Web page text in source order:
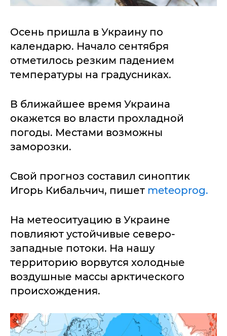
Осень пришла в Украину по
календарю. Начало сентября
отметилось резким падением
температуры на градусниках.
В ближайшее время Украина
окажется во власти прохладной
погоды. Местами возможны
заморозки.
Свой прогноз составил синоптик
Игорь Кибальчич, пишет meteoprog.
На метеоситуацию в Украине
повлияют устойчивые северо-
западные потоки. На нашу
территорию ворвутся холодные
воздушные массы арктического
происхождения.